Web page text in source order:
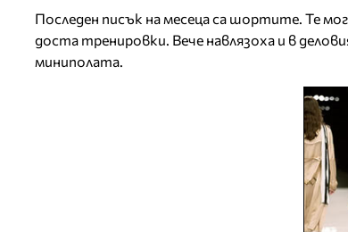
Последен писък на месеца са шортите. Те
доста тренировки. Вече навлязоха и в
миниполата.